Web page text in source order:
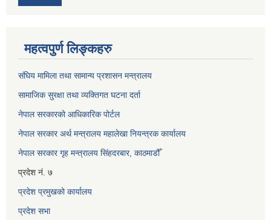
महत्वपुर्ण लिङ्कहरु
संघिय मामिला तथा सामान्य प्रशासन मन्त्रालय
सामाजिक सुरक्षा तथा व्यक्तिगत घटना दर्ता
नेपाल सरकारको आधिकारिक पोर्टल
नेपाल सरकार अर्थ मन्त्रालय महालेखा नियन्त्रक कार्यालय
नेपाल सरकार गृह मन्त्रालय सिंहदरबार, काठमाडौँ
प्रदेश नं. ७
प्रदेश प्रमुखको कार्यालय
प्रदेश सभा